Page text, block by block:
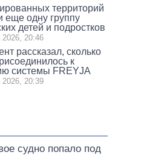
территорий
еще одну группу
детей и подростков
2026, 20:46
рассказал, сколько
к
системы FREYJA
2026, 20:39
судно попало под